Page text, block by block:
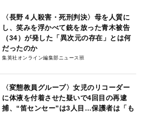
〈長野４人殺害・死刑判決〉母を人質に
し、笑みを浮かべて銃を放った青木被告
（34）が発した「異次元の存在」とは何
だったのか
集英社オンライン編集部ニュース班
〈変態教員グループ〉女児のリコーダー
に体液を付着させた疑いで4回目の再逮
捕、“笛センセー”は3人目…保護者は「も